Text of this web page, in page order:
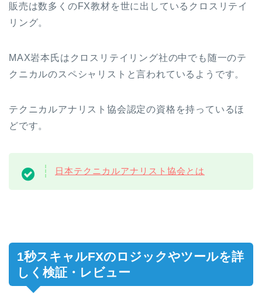
販売は数多くのFX教材を世に出しているクロスリテイ
リング。
MAX岩本氏はクロスリテイリング社の中でも随一のテ
クニカルのスペシャリストと言われているようです。
テクニカルアナリスト協会認定の資格を持っているほ
どです。
日本テクニカルアナリスト協会とは
1秒スキャルFXのロジックやツールを詳
しく検証・レビュー